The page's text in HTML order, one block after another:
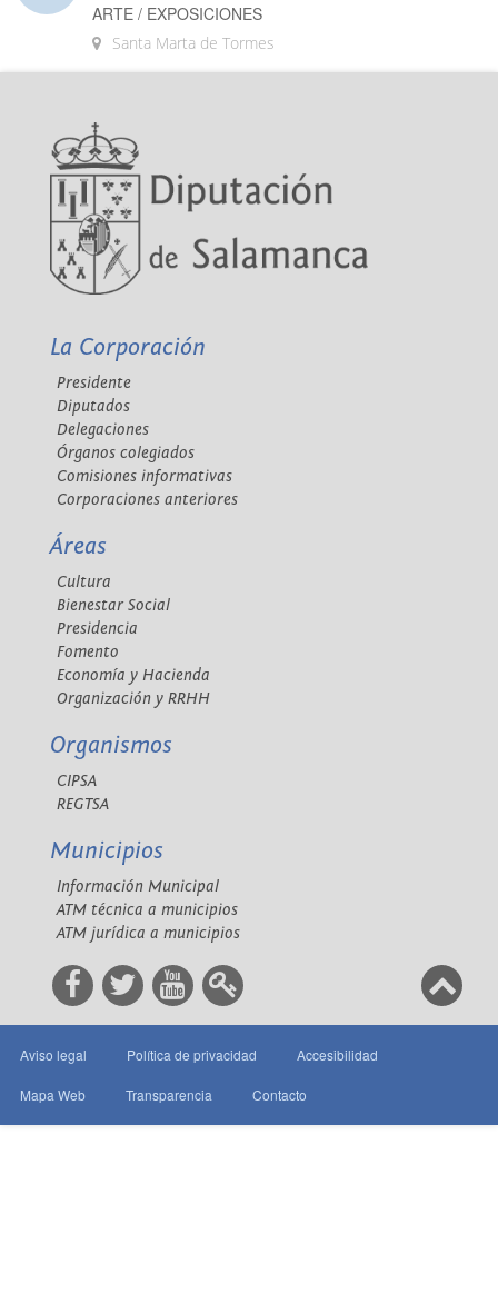
ARTE / EXPOSICIONES
Santa Marta de Tormes
La Corporación
Presidente
Diputados
Delegaciones
Órganos colegiados
Comisiones informativas
Corporaciones anteriores
Áreas
Cultura
Bienestar Social
Presidencia
Fomento
Economía y Hacienda
Organización y RRHH
Organismos
CIPSA
REGTSA
Municipios
Información Municipal
ATM técnica a municipios
ATM jurídica a municipios
Aviso legal Política de privacidad Accesibilidad
Mapa Web Transparencia Contacto